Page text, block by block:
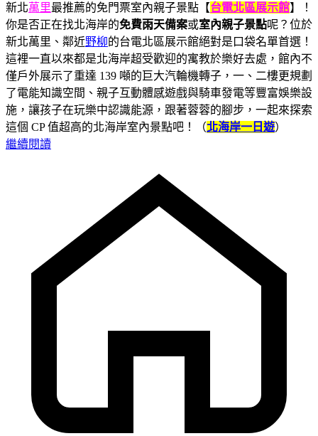
新北萬里最推薦的免門票室內親子景點【台電北區展示館】！
你是否正在找北海岸的免費雨天備案或室內親子景點呢？位於
新北萬里、鄰近野柳的台電北區展示館絕對是口袋名單首選！
這裡一直以來都是北海岸超受歡迎的寓教於樂好去處，館內不
僅戶外展示了重達 139 噸的巨大汽輪機轉子，一、二樓更規劃
了電能知識空間、親子互動體感遊戲與騎車發電等豐富娛樂設
施，讓孩子在玩樂中認識能源，跟著蓉蓉的腳步，一起來探索
這個 CP 值超高的北海岸室內景點吧！（北海岸一日遊）
繼續閱讀